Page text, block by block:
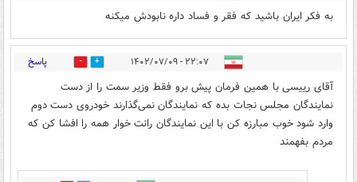
به فکر ایران باشید که فقر و فساد داره نابودش میکنه
۲۲:۰۷ - ۱۴۰۲/۰۷/۰۹ 0 پاسخ
آقای رییسی با همین فرمان پیش برو فقط وزیر سمت را از دست
نمایندگان مجلس نجات بده که نمایندگان نمی‌گذارند خودروی دست دوم
وارد شود خوب مبارزه کن با این نمایندگان رانت خوار همه را افشا کن که
مردم بفهمند